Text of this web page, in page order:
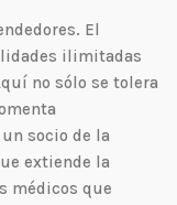
El
ilimitadas
no sólo se tolera
socio de la
extiende la
médicos que